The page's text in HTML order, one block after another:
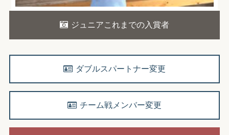
ジュニアこれまでの入賞者
ダブルスパートナー変更
チーム戦メンバー変更